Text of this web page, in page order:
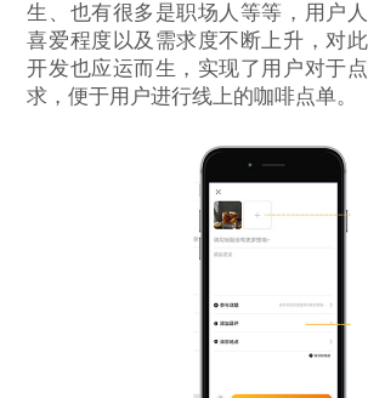
生、也有很多是职场人等等，用户
喜爱程度以及需求度不断上升，对
开发也应运而生，实现了用户对于
求，便于用户进行线上的咖啡点单。